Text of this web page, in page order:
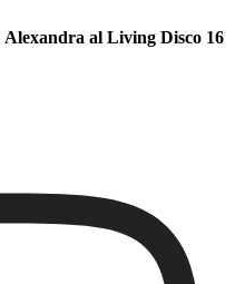
Alexandra al Living Disco 16